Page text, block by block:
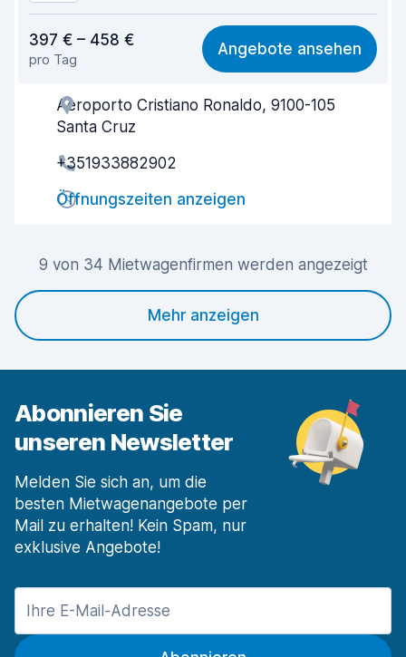
8,1
Einfach zu finden 8,7
Agenten-Hilfsbereitschaft
Schnelle Abgabe
Zustand des Fahrzeugs 8,1
397 € – 458 €
pro Tag
Angebote ansehen
Aeroporto Cristiano Ronaldo, 9100-105
Santa Cruz
+351933882902
Öffnungszeiten anzeigen
9 von 34 Mietwagenfirmen werden angezeigt
Mehr anzeigen
Abonnieren Sie
unseren Newsletter
Melden Sie sich an, um die
besten Mietwagenangebote per
Mail zu erhalten! Kein Spam, nur
exklusive Angebote!